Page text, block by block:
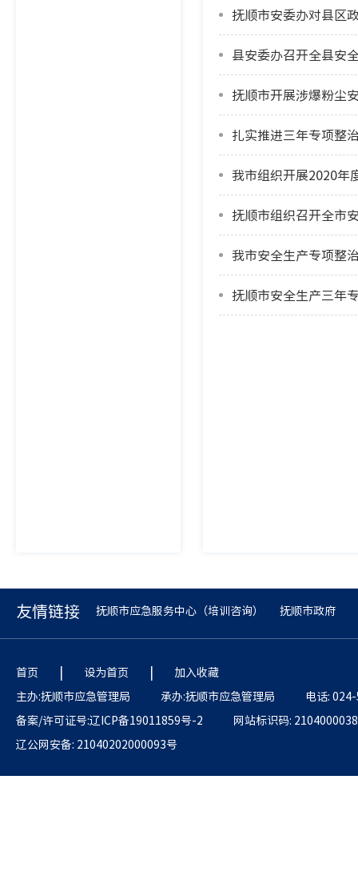
抚顺市安委办对县区
县安委办召开全县安
抚顺市开展涉爆粉尘
扎实推进三年专项整
我市组织开展2020年
抚顺市组织召开全市
我市安全生产专项整
抚顺市安全生产三年
友情链接 抚顺市应急服务中心（培训咨询） 抚顺市政府
首页 | 设为首页 |
加入收藏
主办:抚顺市应急管理局
承办:抚顺市应急管理局
电话:
备案/许可证号:辽ICP备19011859号-2
网站标识码: 2104000038
辽公网安备: 21040202000093号